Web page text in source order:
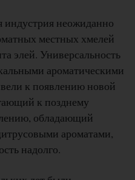
неожиданно
местных хмелей
элей. Универсальность
ароматическими
к появлению новой
к позднему
обладающий
ароматами,
надолго.